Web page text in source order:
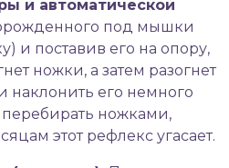
автоматической
под мышки
и поставив его на опору,
ножки, а затем разогнет
наклонить его немного
ножками,
этот рефлекс угасает.